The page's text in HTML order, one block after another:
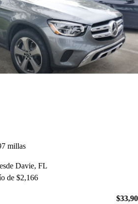
millas
Davie, FL
de $2,166